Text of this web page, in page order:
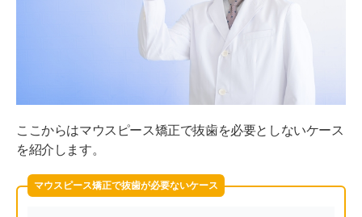
ここからはマウスピース矯正で抜歯を必要としないケース
を紹介します。
マウスピース矯正で抜歯が必要ないケース